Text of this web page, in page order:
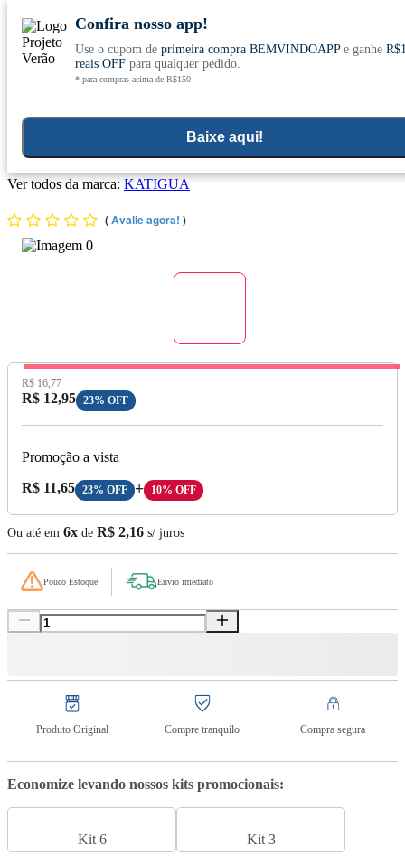
Conheça nosso site novo! E comemore com 0
Confira nosso app!
Use o cupom de primeira compra BEMVINDOAPPe ganhe
reais OFFpara qualquer pedido.
* para compras acima de R$150
Baixe aqui!
Sulfato Ferroso (500mg) 30 cápsulas - Katiguá
Ver todos da marca: KATIGUA
(Avalie agora! )
Preço Original:
R$ 16,77
Preço com Desconto:
R$ 12,95 23% OFF
Promoção a vista
Preço A Vista:
R$ 11,65 23% OFF + 10% OFF
Ou até em 6x de R$ 2,16 s/ juros
Pouco Estoque Envio imediato
Produto Original Compre tranquilo Compra segura
Economize levando nossos kits promocionais:
Kit 6 Kit 3